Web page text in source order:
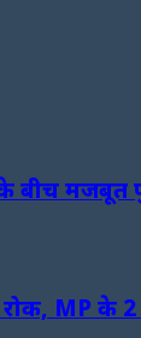
बीच मजबूत
MP के